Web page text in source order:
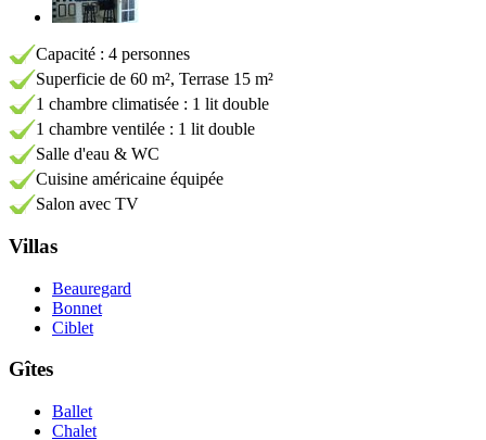
Capacité : 4 personnes
Superficie de 60 m², Terrase 15 m²
1 chambre climatisée : 1 lit double
1 chambre ventilée : 1 lit double
Salle d'eau & WC
Cuisine américaine équipée
Salon avec TV
Villas
Beauregard
Bonnet
Ciblet
Gîtes
Ballet
Chalet